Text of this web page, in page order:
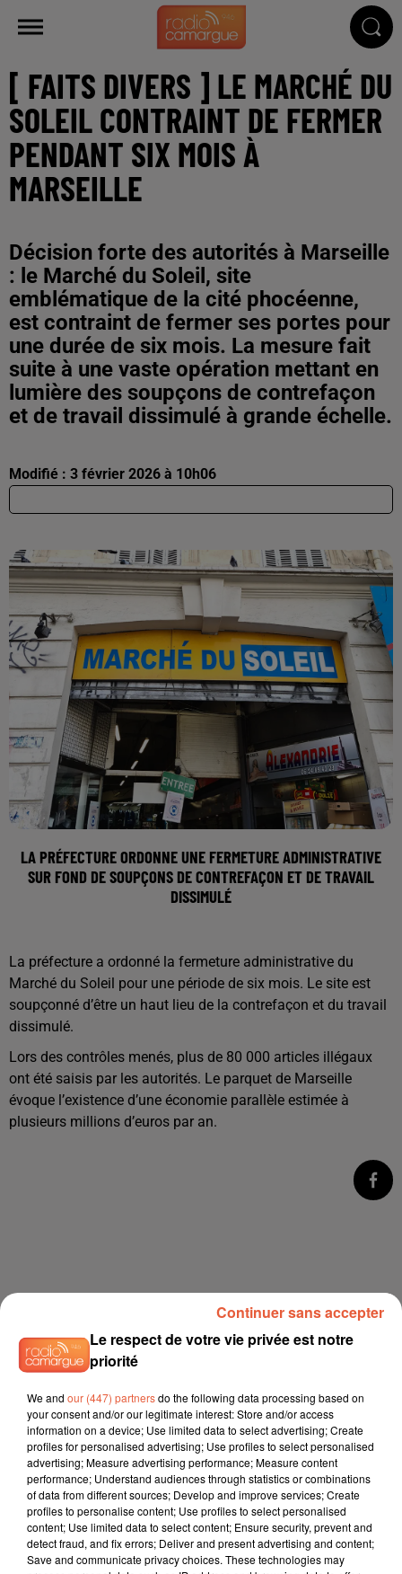
[ FAITS DIVERS ] LE MARCHÉ DU
SOLEIL CONTRAINT DE FERMER
PENDANT SIX MOIS À
MARSEILLE
Décision forte des autorités à Marseille
: le Marché du Soleil, site
emblématique de la cité phocéenne,
est contraint de fermer ses portes pour
une durée de six mois. La mesure fait
suite à une vaste opération mettant en
lumière des soupçons de contrefaçon
et de travail dissimulé à grande échelle.
Modifié : 3 février 2026 à 10h06
LA PRÉFECTURE ORDONNE UNE FERMETURE ADMINISTRATIVE
SUR FOND DE SOUPÇONS DE CONTREFAÇON ET DE TRAVAIL
DISSIMULÉ
La préfecture a ordonné la fermeture administrative du
Marché du Soleil pour une période de six mois. Le site est
soupçonné d’être un haut lieu de la contrefaçon et du travail
dissimulé.
Lors des contrôles menés, plus de 80 000 articles illégaux
ont été saisis par les autorités. Le parquet de Marseille
évoque l’existence d’une économie parallèle estimée à
plusieurs millions d’euros par an.
Le respect de votre vie privée est notre
priorité
We and our (447) partnersdo the following data processing based on
your consent and/or our legitimate interest: Store and/or access
information on a device; Use limited data to select advertising; Create
profiles for personalised advertising; Use profiles to select personalised
advertising; Measure advertising performance; Measure content
performance; Understand audiences through statistics or combinations
of data from different sources; Develop and improve services; Create
profiles to personalise content; Use profiles to select personalised
content; Use limited data to select content; Ensure security, prevent and
detect fraud, and fix errors; Deliver and present advertising and content;
Save and communicate privacy choices. These technologies may
Continuer sans accepter